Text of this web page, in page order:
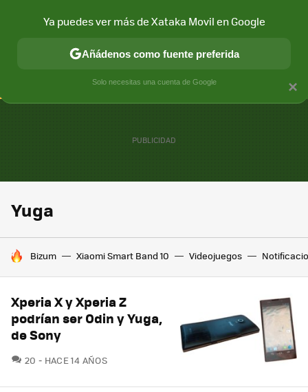
CONECTIVIDAD MÓVIL Y SOCIEDAD APLICACIONES
Yuga
HOY SE HABLA DE
Bizum Xiaomi Smart Band 10 Videojuegos
Xperia X y Xperia Z
podrían ser Odin y Yuga,
de Sony
20 COMENTARIOS
HACE 14 AÑOS
×
Ya puedes ver más de Xataka Movil en Google
Añádenos como fuente preferida
Solo necesitas una cuenta de Google